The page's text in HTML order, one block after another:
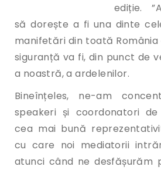
ediție.
să dorește a fi una dinte
manifetări din toată
siguranță va fi, din punct de
a noastră, a ardelenilor.
Bineînțeles, ne-am
speakeri și coordonatori
cea mai bună
cu care noi mediatorii
atunci când ne desfășurăm